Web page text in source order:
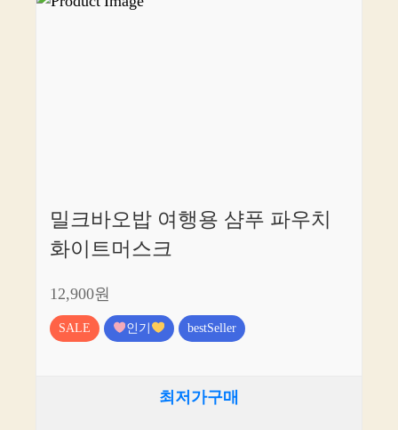
밀크바오밥 여행용 샴푸 파우치
화이트머스크
12,900원
SALE 인기 bestSeller
최저가구매